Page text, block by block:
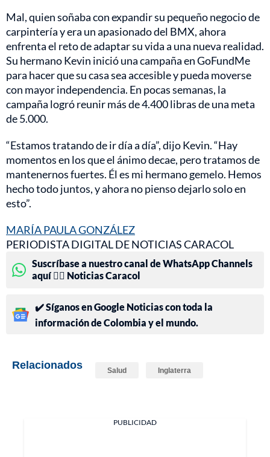
Mal, quien soñaba con expandir su pequeño negocio de
carpintería y era un apasionado del BMX, ahora
enfrenta el reto de adaptar su vida a una nueva realidad.
Su hermano Kevin inició una campaña en GoFundMe
para hacer que su casa sea accesible y pueda moverse
con mayor independencia. En pocas semanas, la
campaña logró reunir más de 4.400 libras de una meta
de 5.000.
“Estamos tratando de ir día a día”, dijo Kevin. “Hay
momentos en los que el ánimo decae, pero tratamos de
mantenernos fuertes. Él es mi hermano gemelo. Hemos
hecho todo juntos, y ahora no pienso dejarlo solo en
esto”.
MARÍA PAULA GONZÁLEZ
PERIODISTA DIGITAL DE NOTICIAS CARACOL
Suscríbase a nuestro canal de WhatsApp Channels
aquí 👉🏻 Noticias Caracol
✔️ Síganos en Google Noticias con toda la
información de Colombia y el mundo.
Relacionados Salud Inglaterra
PUBLICIDAD